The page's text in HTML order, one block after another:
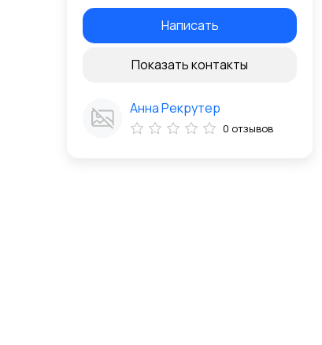
Написать
Показать контакты
Анна Рекрутер
0 отзывов